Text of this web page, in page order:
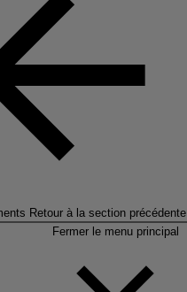
Retour à la section précédente
Fermer le menu principal